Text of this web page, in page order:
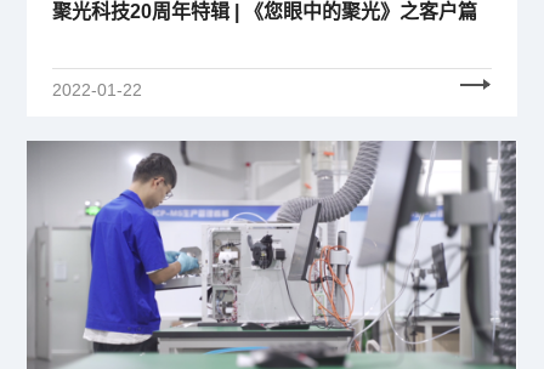
聚光科技20周年特辑 | 《您眼中的聚光》之客户篇
2022-01-22